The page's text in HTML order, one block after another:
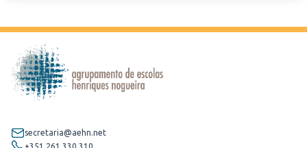
secretaria@aehn.net